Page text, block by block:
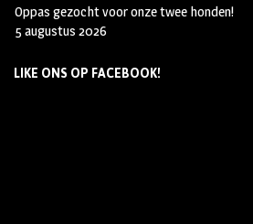
Oppas gezocht voor onze twee honden!
5 augustus 2026
LIKE ONS OP FACEBOOK!